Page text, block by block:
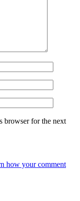
browser for the next
how your comment